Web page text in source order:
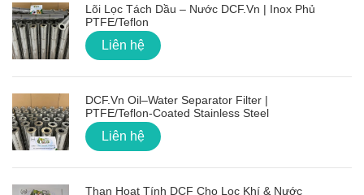
Lõi Lọc Tách Dầu – Nước DCF.vn | Inox Phủ
PTFE/Teflon
Liên hệ
DCF.vn Oil–Water Separator Filter |
PTFE/Teflon‑Coated Stainless Steel
Liên hệ
Than Hoạt Tính DCF Cho Lọc Khí & Nước